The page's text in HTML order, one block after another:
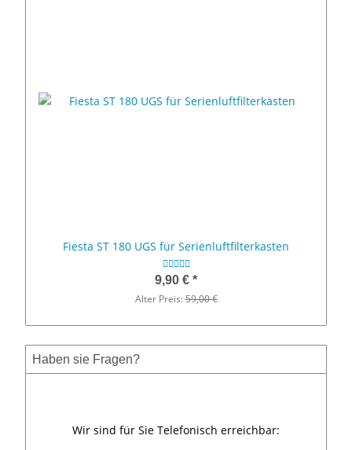
Fiesta ST 180 UGS für Serienluftfilterkasten
9,90 € *
Alter Preis:59,00 €
Haben sie Fragen?
Wir sind für Sie Telefonisch erreichbar: